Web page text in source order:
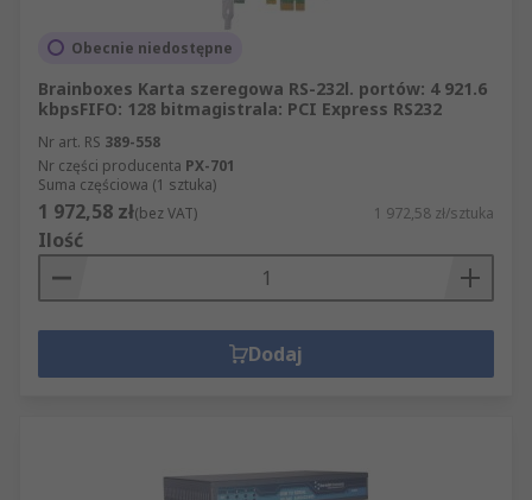
Obecnie niedostępne
Brainboxes Karta szeregowa RS-232l. portów: 4 921.6
kbpsFIFO: 128 bitmagistrala: PCI Express RS232
Nr art. RS 389-558
Nr części producenta PX-701
Suma częściowa (1 sztuka)
1 972,58 zł(bez VAT) 1 972,58 zł/sztuka
Ilość
Dodaj